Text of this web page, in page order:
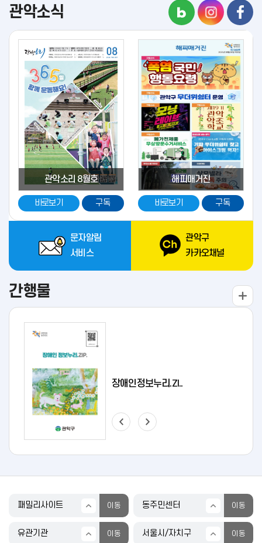
사항과 고충에 대한 의견을 나누고 안부를 살폈습니다. [박준희 \/
관악구청장] 이 폭염에 불편한 사항이 무엇인지, 어떻게
지내시는지 궁금해서 왔으니까요. 혹시라도 지금부터는 불편한
사항이 있으면 말씀 주십시오.
관악소식
관악소리 8월호
바로보기 구독
해피매거진
바로보기 구독
문자알림
서비스
관악구
카카오채널
간행물
장애인정보누리.ZI..
2026 아동친화예..
2026 청년 주거..
2026 알기쉬운 ..
민선8기 성과자료집(ADVA..
2026 구정백서..